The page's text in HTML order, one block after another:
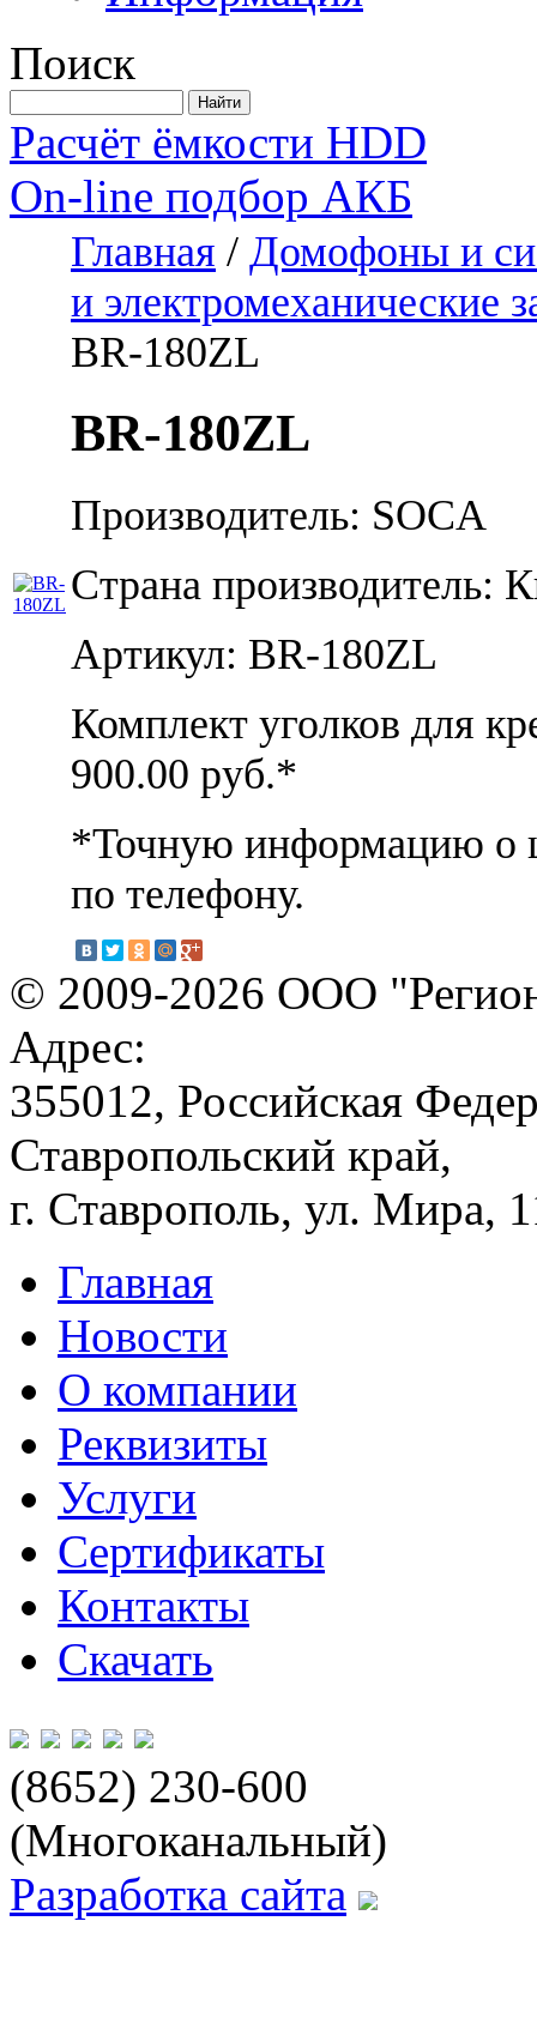
Поиск
Расчёт ёмкости HDD
On-line подбор АКБ
Главная / Домофоны и
и электромеханические
BR-180ZL
BR-180ZL
Производитель: SOCA
Страна производитель:
Артикул: BR-180ZL
Комплект уголков для
900.00 руб.*
*Точную информацию о
по телефону.
© 2009-2026 ООО
Адрес:
355012, Российская
Ставропольский край,
г. Ставрополь, ул. Мира,
Главная
Новости
О компании
Реквизиты
Услуги
Сертификаты
Контакты
Скачать
(8652) 230-600
(Многоканальный)
Разработка сайта